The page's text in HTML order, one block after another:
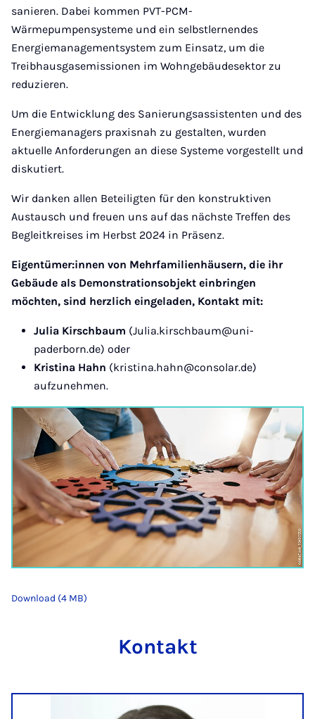
sanieren. Dabei kommen PVT-PCM-
Wärmepumpensysteme und ein selbstlernendes
Energiemanagementsystem zum Einsatz, um die
Treibhausgasemissionen im Wohngebäudesektor zu
reduzieren.
Um die Entwicklung des Sanierungsassistenten und des
Energiemanagers praxisnah zu gestalten, wurden
aktuelle Anforderungen an diese Systeme vorgestellt und
diskutiert.
Wir danken allen Beteiligten für den konstruktiven
Austausch und freuen uns auf das nächste Treffen des
Begleitkreises im Herbst 2024 in Präsenz.
Eigentümer:innen von Mehrfamilienhäusern, die ihr
Gebäude als Demonstrationsobjekt einbringen
möchten, sind herzlich eingeladen, Kontakt mit:
Julia Kirschbaum (Julia.kirschbaum@uni-
paderborn.de) oder
Kristina Hahn (kristina.hahn@consolar.de)
aufzunehmen.
Download (4 MB)
Kontakt